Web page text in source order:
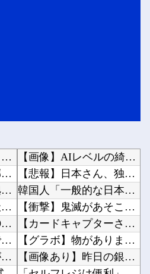
セレッソ大阪がアル・アハリからシリア代表FWパブロ・サバックを獲得へ 2025年のKリーグ...
イタリア・ナポリ近郊で過去40年で最大規模の地震「M4.7」の揺れを観測
韓国が独島を不法占拠？…日本の高校新教科書、また強引な主張＝韓国の反応
ちいかわ「モモンガ天誅編」始まる
【朗報】 フロム新作Duskbloods、ネットワークテストキタ━━━━(゜∀゜)━━━━...
妻の浮気相手は元彼で双方本気だった。妻はさっさと家を出て行った。愛する元彼との第二の人生が...
先日エアコンの効きが悪いと右往左往してた奴やが
【画像】AIレベルの綺麗すぎるプロポーズ花火が打ち上がる㊗?他
【悲報】日本さん、独身男が増えまくり終わる他
韓国人「一般的な日本人が考えていることがこちら…」→「えっ？？？？？？？？？？？？？？？？...
【衝撃】鬼滅があそこまでヒットしたのってやっぱ「ノイズ」が一切無いからよなｗｗｗｗｗｗｗｗ...
【カードキャプターさくら】コトブキヤ「木之本桜 [包囲(シージュ)]コスチュームVer.」...
【グラボ】物がありません返金は今後あり得ると思ってるのでサブの用意はしておこうな他
【画像あり】昨日の銀だこ、「88人しか買えない88円」に大行列をなす都民コチラｗｗｗｗｗ他